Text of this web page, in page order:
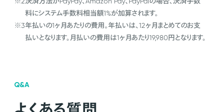
料にシステム手数料相当額1%が加算されます。
※3年払いの1ヶ月あたりの費用。年払いは、12ヶ月まとめてのお支
払いとなります。月払いの費用は1ヶ月あたり19,980円となります。
Q&A